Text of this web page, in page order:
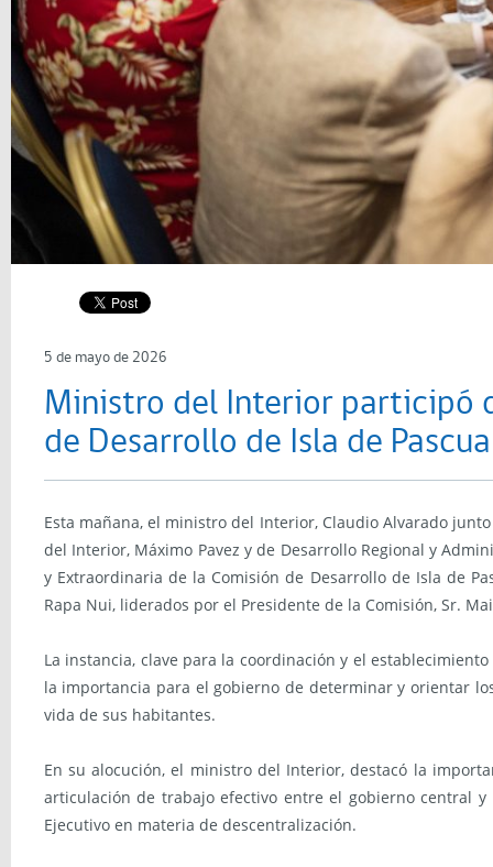
5 de mayo de 2026
Ministro del Interior participó
de Desarrollo de Isla de Pascua
Esta mañana, el ministro del Interior, Claudio Alvarado
del Interior, Máximo Pavez y de Desarrollo Regional y
y Extraordinaria de la Comisión de Desarrollo de Isla de
Rapa Nui, liderados por el Presidente de la Comisión, Sr.
La instancia, clave para la coordinación y el
la importancia para el gobierno de determinar y orientar
vida de sus habitantes.
En su alocución, el ministro del Interior, destacó la
articulación de trabajo efectivo entre el gobierno central
Ejecutivo en materia de descentralización.